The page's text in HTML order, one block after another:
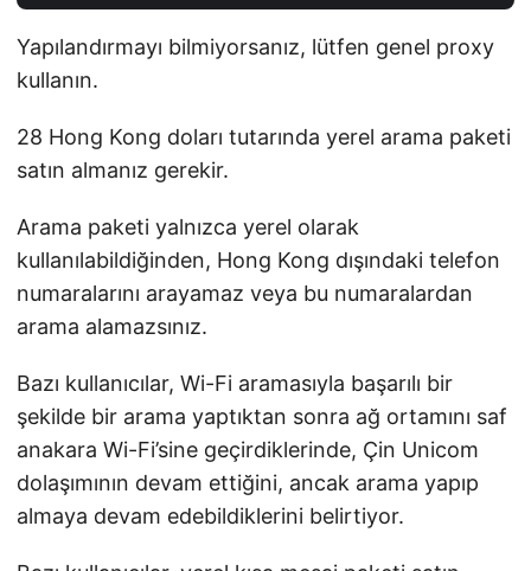
Yapılandırmayı bilmiyorsanız, lütfen genel proxy
kullanın.
28 Hong Kong doları tutarında yerel arama paketi
satın almanız gerekir.
Arama paketi yalnızca yerel olarak
kullanılabildiğinden, Hong Kong dışındaki telefon
numaralarını arayamaz veya bu numaralardan
arama alamazsınız.
Bazı kullanıcılar, Wi-Fi aramasıyla başarılı bir
şekilde bir arama yaptıktan sonra ağ ortamını saf
anakara Wi-Fi’sine geçirdiklerinde, Çin Unicom
dolaşımının devam ettiğini, ancak arama yapıp
almaya devam edebildiklerini belirtiyor.